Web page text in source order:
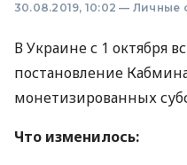
30.08.2019, 10:02 — Личные
В Украине с 1 октября
постановление
монетизированных
Что изменилось: